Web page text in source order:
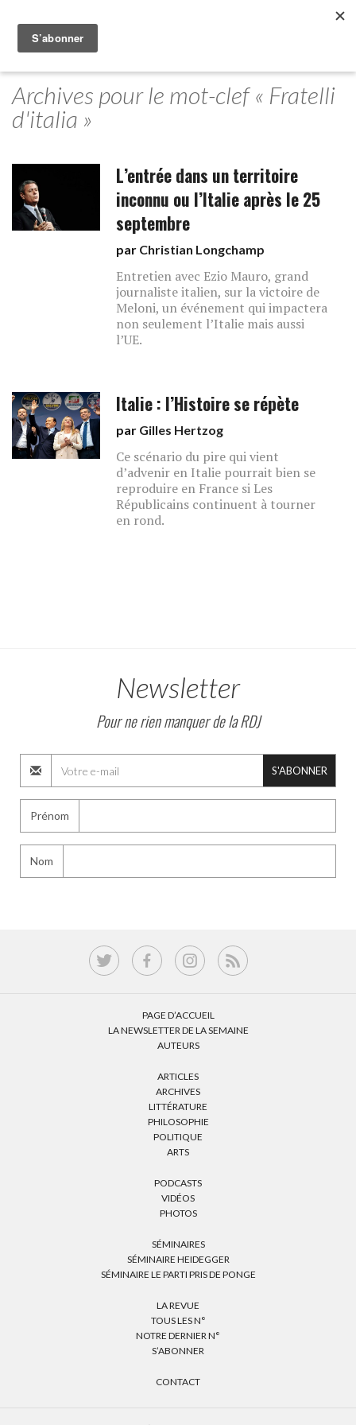
Archives pour le mot-clef « Fratelli
d'italia »
L’entrée dans un territoire
inconnu ou l’Italie après le 25
septembre
par Christian Longchamp
Entretien avec Ezio Mauro, grand
journaliste italien, sur la victoire de
Meloni, un événement qui impactera
non seulement l’Italie mais aussi
l’UE.
Italie : l’Histoire se répète
par Gilles Hertzog
Ce scénario du pire qui vient
d’advenir en Italie pourrait bien se
reproduire en France si Les
Républicains continuent à tourner
en rond.
Newsletter
Pour ne rien manquer de la RDJ
S'ABONNER
Prénom
Nom
PAGE D’ACCUEIL
LA NEWSLETTER DE LA SEMAINE
AUTEURS
ARTICLES
ARCHIVES
LITTÉRATURE
PHILOSOPHIE
POLITIQUE
ARTS
PODCASTS
VIDÉOS
PHOTOS
SÉMINAIRES
SÉMINAIRE HEIDEGGER
SÉMINAIRE LE PARTI PRIS DE PONGE
LA REVUE
TOUS LES N°
NOTRE DERNIER N°
S’ABONNER
CONTACT